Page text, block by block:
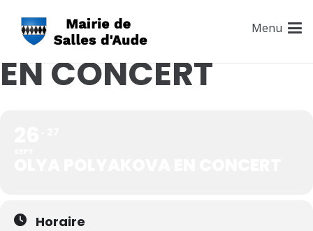
Menu
OLYA POLYAKOVA
EN CONCERT
Horaire